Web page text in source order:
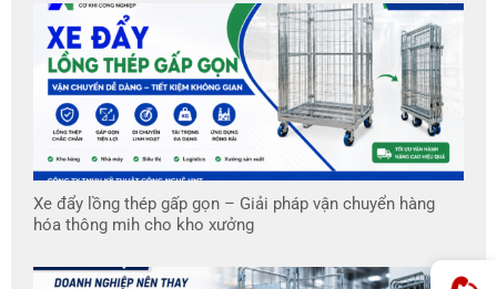
Xe đẩy lồng thép gấp gọn – Giải pháp vận chuyển hàng
hóa thông mih cho kho xưởng